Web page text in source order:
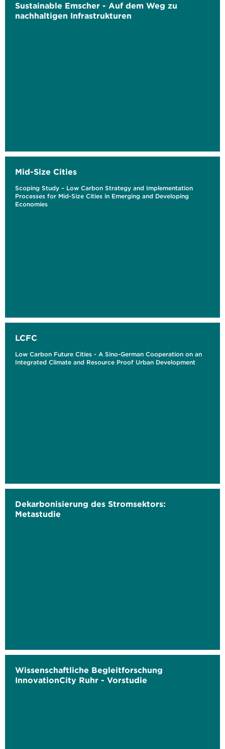
Sustainable Emscher - Auf dem Weg zu
nachhaltigen Infrastrukturen
Mid-Size Cities
Scoping Study – Low Carbon Strategy and Implementation
Processes for Mid-Size Cities in Emerging and Developing
Economies
LCFC
Low Carbon Future Cities - A Sino-German Cooperation on an
Integrated Climate and Resource Proof Urban Development
Dekarbonisierung des Stromsektors:
Metastudie
Wissenschaftliche Begleitforschung
InnovationCity Ruhr - Vorstudie